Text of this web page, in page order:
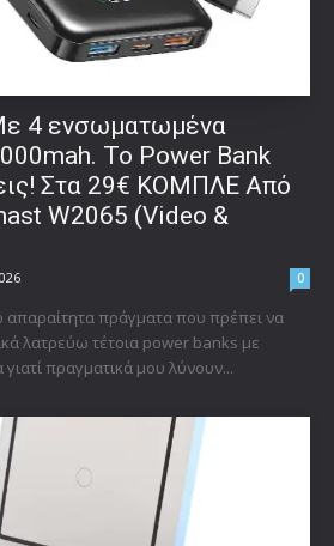
4 ενσωματωμένα
Το Power Bank
Στα 29€ ΚΟΜΠΛΕ Από
W2065 (Video &
0
απαραίτητα πράγματα που πρέπει να
λατρεύω τέτοια power banks με
πραγματικά μου λύνουν...